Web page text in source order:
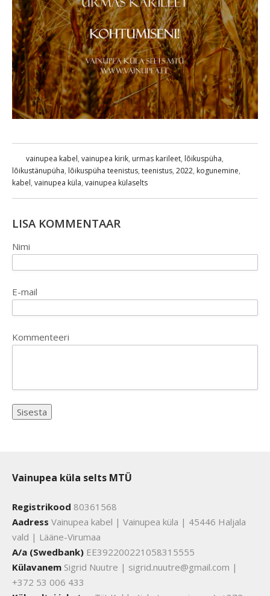
vainupea kabel, vainupea kirik, urmas karileet, lõikuspüha,
lõikustänupüha, lõikuspüha teenistus, teenistus, 2022, kogunemine,
kabel, vainupea küla, vainupea külaselts
LISA KOMMENTAAR
Nimi
E-mail
Kommenteeri
Vainupea küla selts MTÜ
Registrikood 80361568
Aadress Vainupea kabel | Vainupea küla | 45446 Haljala
vald | Lääne-Virumaa
A/a (Swedbank) EE392200221058315555
Külavanem Sigrid Nuutre | sigrid.nuutre@gmail.com |
+372 53 006 433